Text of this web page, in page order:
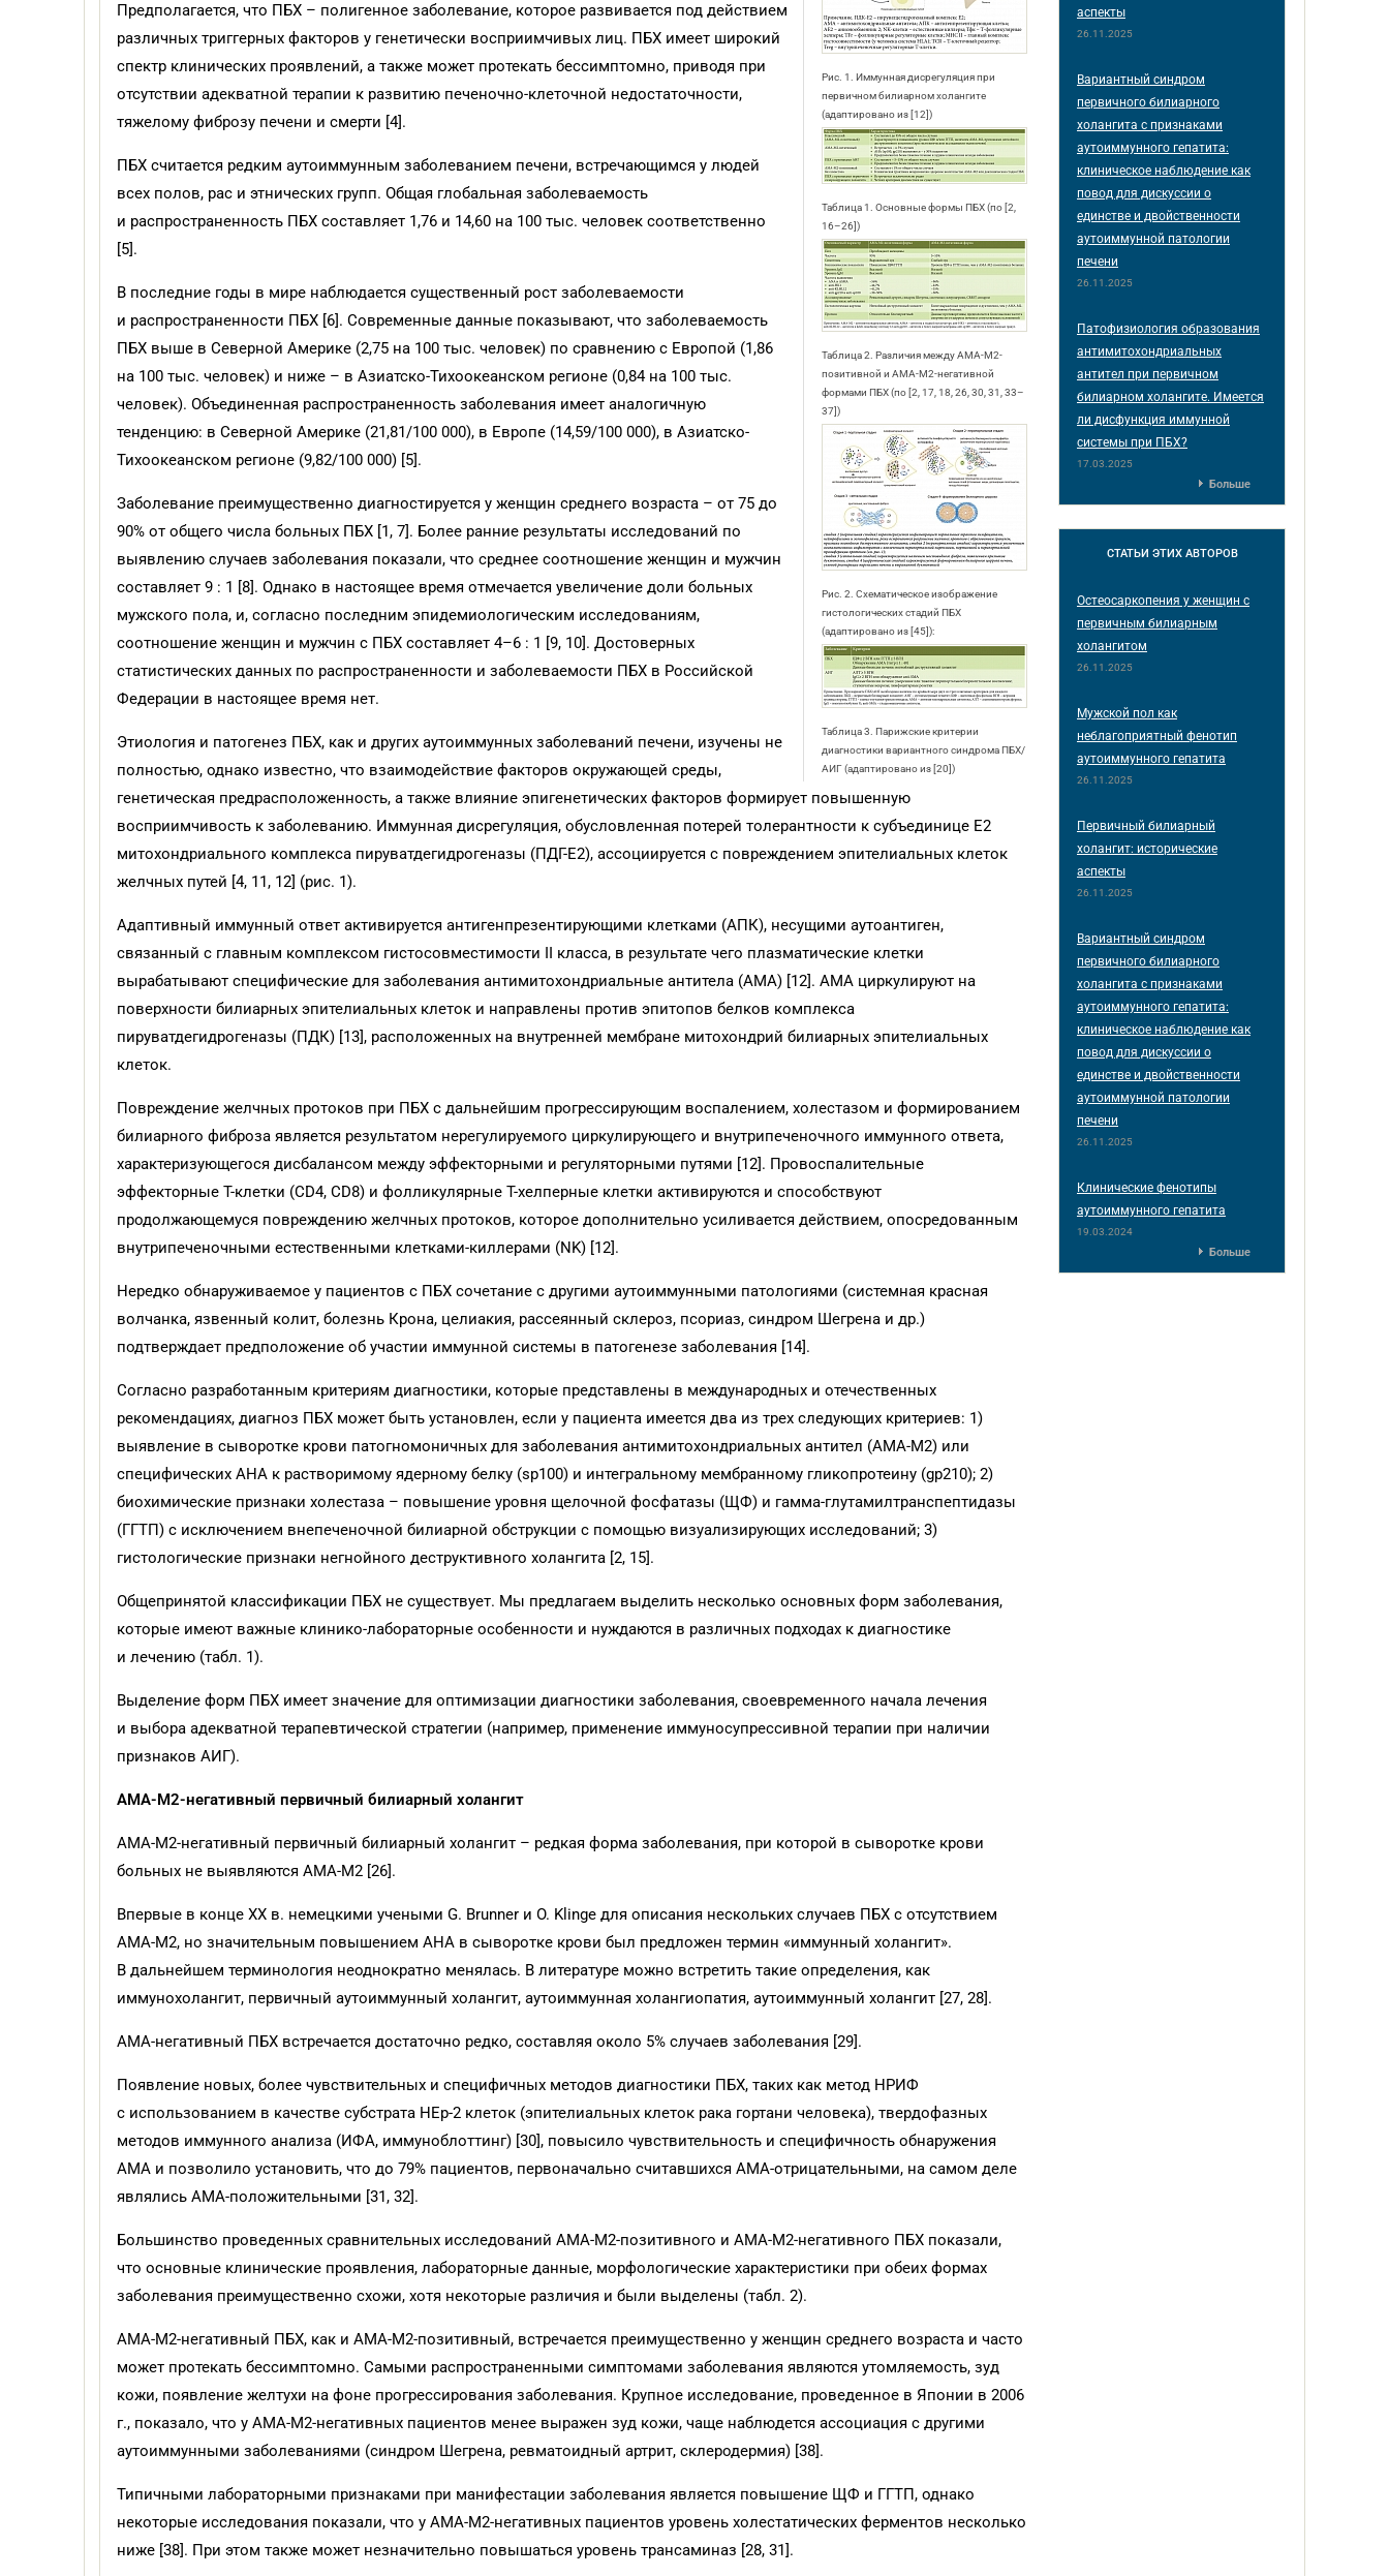
Рис. 1. Иммунная диcрегуляция при
первичном билиарном холангите
(адаптировано из [12])
Таблица 1. Основные формы ПБХ (по [2,
16–26])
Таблица 2. Различия между АМА-М2-
позитивной и АМА-М2-негативной
формами ПБХ (по [2, 17, 18, 26, 30, 31, 33–
37])
Рис. 2. Схематическое изображение
гистологических стадий ПБХ
(адаптировано из [45]):
Таблица 3. Парижские критерии
диагностики вариантного синдрома ПБХ/
АИГ (адаптировано из [20])
Предполагается, что ПБХ – полигенное заболевание, которое развивается под действием
различных триггерных факторов у генетически восприимчивых лиц. ПБХ имеет широкий
спектр клинических проявлений, а также может протекать бессимптомно, приводя при
отсутствии адекватной терапии к развитию печеночно-клеточной недостаточности,
тяжелому фиброзу печени и смерти [4].
ПБХ считается редким аутоиммунным заболеванием печени, встречающимся у людей
всех полов, рас и этнических групп. Общая глобальная заболеваемость
и распространенность ПБХ составляет 1,76 и 14,60 на 100 тыс. человек соответственно
[5].
В последние годы в мире наблюдается существенный рост заболеваемости
и распространенности ПБХ [6]. Современные данные показывают, что заболеваемость
ПБХ выше в Северной Америке (2,75 на 100 тыс. человек) по сравнению с Европой (1,86
на 100 тыс. человек) и ниже – в Азиатско-Тихоокеанском регионе (0,84 на 100 тыс.
человек). Объединенная распространенность заболевания имеет аналогичную
тенденцию: в Северной Америке (21,81/100 000), в Европе (14,59/100 000), в Азиатско-
Тихоокеанском регионе (9,82/100 000) [5].
Заболевание преимущественно диагностируется у женщин среднего возраста – от 75 до
90% от общего числа больных ПБХ [1, 7]. Более ранние результаты исследований по
выявлению случаев заболевания показали, что среднее соотношение женщин и мужчин
составляет 9 : 1 [8]. Однако в настоящее время отмечается увеличение доли больных
мужского пола, и, согласно последним эпидемиологическим исследованиям,
соотношение женщин и мужчин с ПБХ составляет 4–6 : 1 [9, 10]. Достоверных
статистических данных по распространенности и заболеваемости ПБХ в Российской
Федерации в настоящее время нет.
Этиология и патогенез ПБХ, как и других аутоиммунных заболеваний печени, изучены не
полностью, однако известно, что взаимодействие факторов окружающей среды,
генетическая предрасположенность, а также влияние эпигенетических факторов формирует повышенную
восприимчивость к заболеванию. Иммунная дисрегуляция, обусловленная потерей толерантности к субъединице Е2
митохондриального комплекса пируватдегидрогеназы (ПДГ-Е2), ассоциируется с повреждением эпителиальных клеток
желчных путей [4, 11, 12] (рис. 1).
Адаптивный иммунный ответ активируется антигенпрезентирующими клетками (АПК), несущими аутоантиген,
связанный с главным комплексом гистосовместимости II класса, в результате чего плазматические клетки
вырабатывают специфические для заболевания антимитохондриальные антитела (АМА) [12]. АМА циркулируют на
поверхности билиарных эпителиальных клеток и направлены против эпитопов белков комплекса
пируватдегидрогеназы (ПДК) [13], расположенных на внутренней мембране митохондрий билиарных эпителиальных
клеток.
Повреждение желчных протоков при ПБХ с дальнейшим прогрессирующим воспалением, холестазом и формированием
билиарного фиброза является результатом нерегулируемого циркулирующего и внутрипеченочного иммунного ответа,
характеризующегося дисбалансом между эффекторными и регуляторными путями [12]. Провоспалительные
эффекторные Т-клетки (CD4, CD8) и фолликулярные Т-хелперные клетки активируются и способствуют
продолжающемуся повреждению желчных протоков, которое дополнительно усиливается действием, опосредованным
внутрипеченочными естественными клетками-киллерами (NK) [12].
Нередко обнаруживаемое у пациентов с ПБХ сочетание с другими аутоиммунными патологиями (системная красная
волчанка, язвенный колит, болезнь Крона, целиакия, рассеянный склероз, псориаз, синдром Шегрена и др.)
подтверждает предположение об участии иммунной системы в патогенезе заболевания [14].
Согласно разработанным критериям диагностики, которые представлены в международных и отечественных
рекомендациях, диагноз ПБХ может быть установлен, если у пациента имеется два из трех следующих критериев: 1)
выявление в сыворотке крови патогномоничных для заболевания антимитохондриальных антител (АМА-М2) или
специфических АНА к растворимому ядерному белку (sp100) и интегральному мембранному гликопротеину (gp210); 2)
биохимические признаки холестаза – повышение уровня щелочной фосфатазы (ЩФ) и гамма-глутамилтранспептидазы
(ГГТП) с исключением внепеченочной билиарной обструкции с помощью визуализирующих исследований; 3)
гистологические признаки негнойного деструктивного холангита [2, 15].
Общепринятой классификации ПБХ не существует. Мы предлагаем выделить несколько основных форм заболевания,
которые имеют важные клинико-лабораторные особенности и нуждаются в различных подходах к диагностике
и лечению (табл. 1).
Выделение форм ПБХ имеет значение для оптимизации диагностики заболевания, своевременного начала лечения
и выбора адекватной терапевтической стратегии (например, применение иммуносупрессивной терапии при наличии
признаков АИГ).
АМА-М2-негативный первичный билиарный холангит
АМА-М2-негативный первичный билиарный холангит – редкая форма заболевания, при которой в сыворотке крови
больных не выявляются АМА-М2 [26].
Впервые в конце XX в. немецкими учеными G. Brunner и O. Klinge для описания нескольких случаев ПБХ с отсутствием
АМА-М2, но значительным повышением АНА в сыворотке крови был предложен термин «иммунный холангит».
В дальнейшем терминология неоднократно менялась. В литературе можно встретить такие определения, как
иммунохолангит, первичный аутоиммунный холангит, аутоиммунная холангиопатия, аутоиммунный холангит [27, 28].
АМА-негативный ПБХ встречается достаточно редко, составляя около 5% случаев заболевания [29].
Появление новых, более чувствительных и специфичных методов диагностики ПБХ, таких как метод НРИФ
с использованием в качестве субстрата НЕр-2 клеток (эпителиальных клеток рака гортани человека), твердофазных
методов иммунного анализа (ИФА, иммуноблоттинг) [30], повысило чувствительность и специфичность обнаружения
АМА и позволило установить, что до 79% пациентов, первоначально считавшихся АМА-отрицательными, на самом деле
являлись АМА-положительными [31, 32].
Большинство проведенных сравнительных исследований АМА-М2-позитивного и АМА-М2-негативного ПБХ показали,
что основные клинические проявления, лабораторные данные, морфологические характеристики при обеих формах
заболевания преимущественно схожи, хотя некоторые различия и были выделены (табл. 2).
АМА-М2-негативный ПБХ, как и АМА-М2-позитивный, встречается преимущественно у женщин среднего возраста и часто
может протекать бессимптомно. Самыми распространенными симптомами заболевания являются утомляемость, зуд
кожи, появление желтухи на фоне прогрессирования заболевания. Крупное исследование, проведенное в Японии в 2006
г., показало, что у АМА-М2-негативных пациентов менее выражен зуд кожи, чаще наблюдется ассоциация с другими
аутоиммунными заболеваниями (синдром Шегрена, ревматоидный артрит, склеродермия) [38].
Типичными лабораторными признаками при манифестации заболевания является повышение ЩФ и ГГТП, однако
некоторые исследования показали, что у АМА-М2-негативных пациентов уровень холестатических ферментов несколько
ниже [38]. При этом также может незначительно повышаться уровень трансаминаз [28, 31].
аспекты
26.11.2025
Вариантный синдром
первичного билиарного
холангита с признаками
аутоиммунного гепатита:
клиническое наблюдение как
повод для дискуссии о
единстве и двойственности
аутоиммунной патологии
печени
26.11.2025
Патофизиология образования
антимитохондриальных
антител при первичном
билиарном холангите. Имеется
ли дисфункция иммунной
системы при ПБХ?
17.03.2025
Больше
СТАТЬИ ЭТИХ АВТОРОВ
Остеосаркопения у женщин с
первичным билиарным
холангитом
26.11.2025
Мужской пол как
неблагоприятный фенотип
аутоиммунного гепатита
26.11.2025
Первичный билиарный
холангит: исторические
аспекты
26.11.2025
Вариантный синдром
первичного билиарного
холангита с признаками
аутоиммунного гепатита:
клиническое наблюдение как
повод для дискуссии о
единстве и двойственности
аутоиммунной патологии
печени
26.11.2025
Клинические фенотипы
аутоиммунного гепатита
19.03.2024
Больше